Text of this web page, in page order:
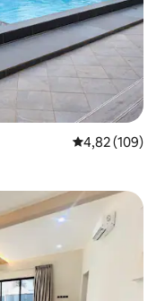
Évaluation
4,82 (109)